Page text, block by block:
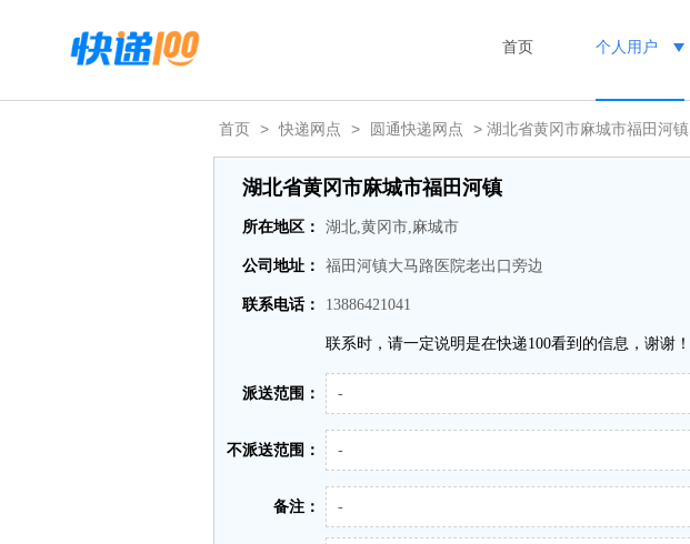
首页 个人用户
首页 > 快递网点 > 圆通快递网点 > 湖北省黄冈市麻城市福田河镇
湖北省黄冈市麻城市福田河镇
所在地区： 湖北,黄冈市,麻城市
公司地址： 福田河镇大马路医院老出口旁边
联系电话： 13886421041
联系时，请一定说明是在快递100看到的信息，谢谢！
派送范围： -
不派送范围： -
备注： -